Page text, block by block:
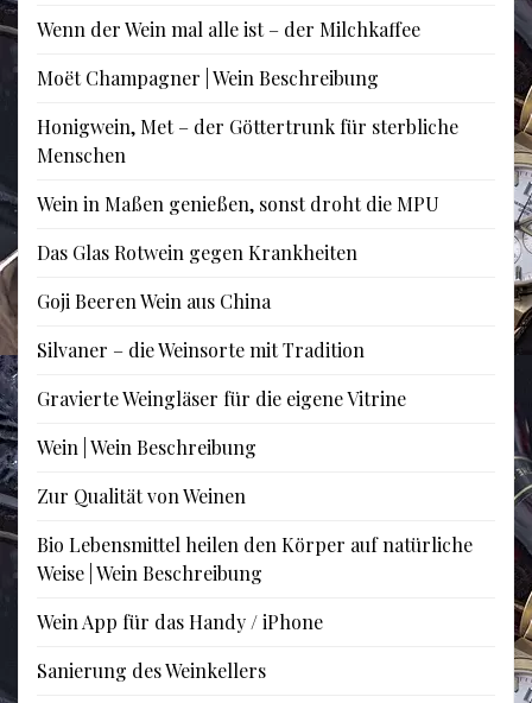
Wenn der Wein mal alle ist – der Milchkaffee
Moët Champagner | Wein Beschreibung
Honigwein, Met – der Göttertrunk für sterbliche
Menschen
Wein in Maßen genießen, sonst droht die MPU
Das Glas Rotwein gegen Krankheiten
Goji Beeren Wein aus China
Silvaner – die Weinsorte mit Tradition
Gravierte Weingläser für die eigene Vitrine
Wein | Wein Beschreibung
Zur Qualität von Weinen
Bio Lebensmittel heilen den Körper auf natürliche
Weise | Wein Beschreibung
Wein App für das Handy / iPhone
Sanierung des Weinkellers